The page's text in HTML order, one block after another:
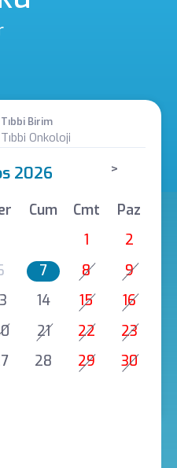
Tıbbi Birim
Tıbbi Onkoloji
2026 >
Cum Cmt
Paz
1
2
7 8
9
14 15
16
21 22
23
28 29
30